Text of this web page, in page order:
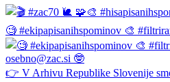
🧐 #ekipapisanihspominov 🎨
👉 V Arhivu Republike Slovenije